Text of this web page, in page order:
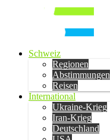
Schweiz
Regionen
Abstimmungen
Reisen
International
Ukraine-Krieg
Iran-Krieg
Deutschland